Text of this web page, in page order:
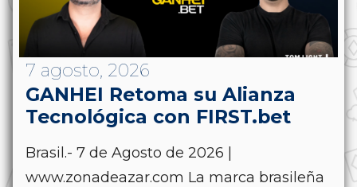
7 agosto, 2026
GANHEI Retoma su Alianza
Tecnológica con FIRST.bet
Brasil.- 7 de Agosto de 2026 |
www.zonadeazar.com La marca brasileña